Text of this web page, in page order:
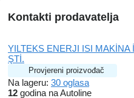
Kontakti prodavatelja
YILTEKS ENERJI ISI MAKİNA
ŞTİ.
Provjereni proizvođač
Na lageru: 30 oglasa
12 godina na Autoline